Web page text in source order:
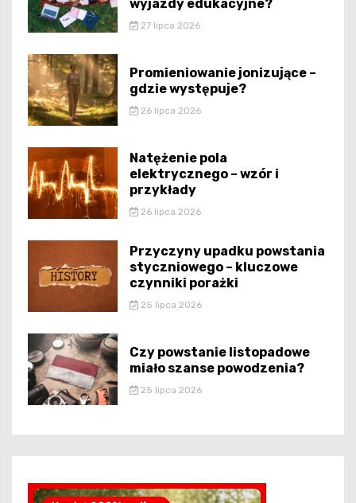
wyjazdy edukacyjne?
27 lipca 2026
Promieniowanie jonizujące –
gdzie występuje?
26 lipca 2026
Natężenie pola
elektrycznego – wzór i
przykłady
26 lipca 2026
Przyczyny upadku powstania
styczniowego – kluczowe
czynniki porażki
25 lipca 2026
Czy powstanie listopadowe
miało szanse powodzenia?
25 lipca 2026